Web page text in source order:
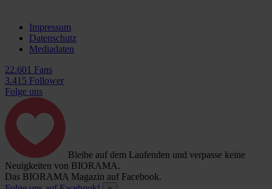
Impressum
Datenschutz
Mediadaten
22.601 Fans
3.415 Follower
Folge uns
Bleibe auf dem Laufenden und verpasse keine
Neuigkeiten von BIORAMA.
Das BIORAMA Magazin auf Facebook.